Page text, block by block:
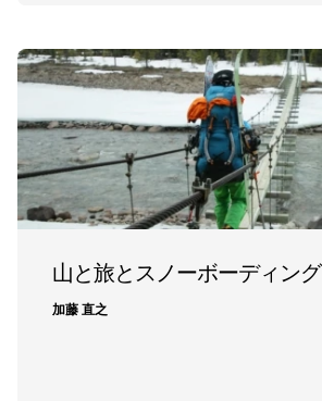
山と旅とスノーボーディング
加藤 直之